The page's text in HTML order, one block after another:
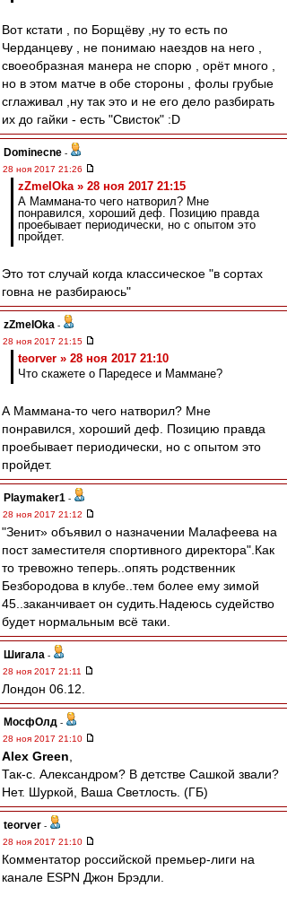
Вот кстати , по Борщёву ,ну то есть по
Черданцеву , не понимаю наездов на него ,
своеобразная манера не спорю , орёт много ,
но в этом матче в обе стороны , фолы грубые
сглаживал ,ну так это и не его дело разбирать
их до гайки - есть "Свисток" :D
Dominecne -
28 ноя 2017 21:26
zZmeIOka » 28 ноя 2017 21:15
А Маммана-то чего натворил? Мне
понравился, хороший деф. Позицию правда
проебывает периодически, но с опытом это
пройдет.
Это тот случай когда классическое "в сортах
говна не разбираюсь"
zZmeIOka -
28 ноя 2017 21:15
teorver » 28 ноя 2017 21:10
Что скажете о Паредесе и Маммане?
А Маммана-то чего натворил? Мне
понравился, хороший деф. Позицию правда
проебывает периодически, но с опытом это
пройдет.
Playmaker1 -
28 ноя 2017 21:12
"Зенит» объявил о назначении Малафеева на
пост заместителя спортивного директора".Как
то тревожно теперь..опять родственник
Безбородова в клубе..тем более ему зимой
45..заканчивает он судить.Надеюсь судейство
будет нормальным всё таки.
Шигала -
28 ноя 2017 21:11
Лондон 06.12.
МосфОлд -
28 ноя 2017 21:10
Alex Green
Так-с. Александром? В детстве Сашкой звали?
Нет. Шуркой, Ваша Светлость. (ГБ)
teorver -
28 ноя 2017 21:10
Комментатор российской премьер-лиги на
канале ESPN Джон Брэдли.